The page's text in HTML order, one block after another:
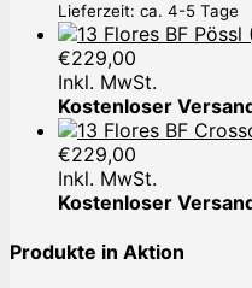
Lieferzeit: ca. 4-5 Tage
Pössl
€229,00
Inkl. MwSt.
Kostenloser
€229,00
Inkl. MwSt.
Kostenloser
Produkte in Aktion